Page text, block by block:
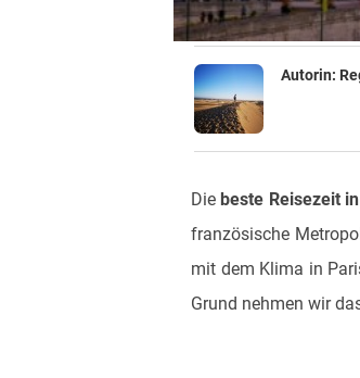
Autorin:
Diebeste Reisezeit
französische
mit dem Klima in
Grund nehmen wir